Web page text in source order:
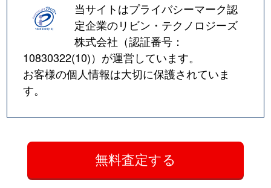
当サイトはプライバシーマーク認
定企業のリビン・テクノロジーズ
株式会社（認証番号：
10830322(10)）が運営しています。
お客様の個人情報は大切に保護されていま
す。